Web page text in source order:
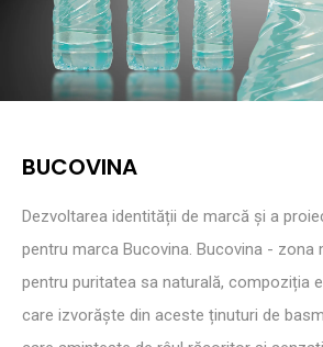
BUCOVINA
Dezvoltarea identității de marcă și a
pentru marca Bucovina. Bucovina - zona
pentru puritatea sa naturală, compoziția
care izvorăște din aceste ținuturi de